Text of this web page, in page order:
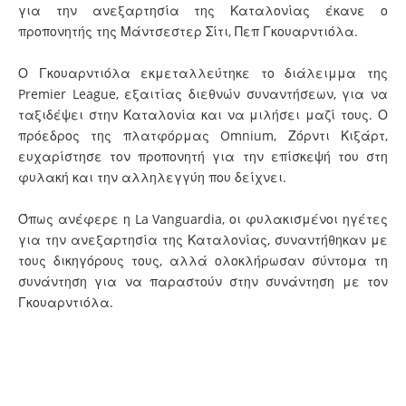
για την ανεξαρτησία της Καταλονίας έκανε ο
προπονητής της Μάντσεστερ Σίτι, Πεπ Γκουαρντιόλα.
Ο Γκουαρντιόλα εκμεταλλεύτηκε το διάλειμμα της
Premier League, εξαιτίας διεθνών συναντήσεων, για να
ταξιδέψει στην Καταλονία και να μιλήσει μαζί τους. Ο
πρόεδρος της πλατφόρμας Omnium, Ζόρντι Κιξάρτ,
ευχαρίστησε τον προπονητή για την επίσκεψή του στη
φυλακή και την αλληλεγγύη που δείχνει.
Όπως ανέφερε η La Vanguardia, οι φυλακισμένοι ηγέτες
για την ανεξαρτησία της Καταλονίας, συναντήθηκαν με
τους δικηγόρους τους, αλλά ολοκλήρωσαν σύντομα τη
συνάντηση για να παραστούν στην συνάντηση με τον
Γκουαρντιόλα.